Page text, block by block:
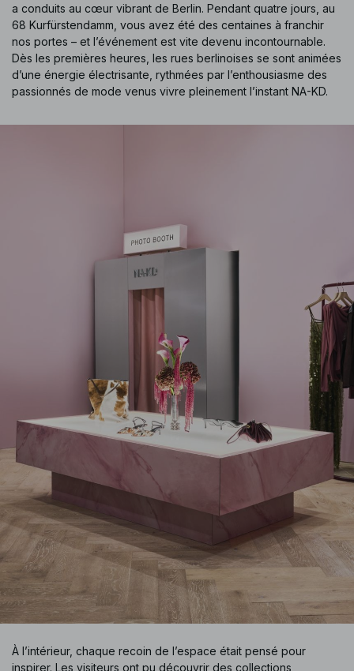
a conduits au cœur vibrant de Berlin. Pendant quatre jours, au
68 Kurfürstendamm, vous avez été des centaines à franchir
nos portes – et l’événement est vite devenu incontournable.
Dès les premières heures, les rues berlinoises se sont animées
d’une énergie électrisante, rythmées par l’enthousiasme des
passionnés de mode venus vivre pleinement l’instant NA-KD.
À l’intérieur, chaque recoin de l’espace était pensé pour
inspirer. Les visiteurs ont pu découvrir des collections